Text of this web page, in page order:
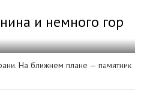
и немного гор
На ближнем плане — памятник